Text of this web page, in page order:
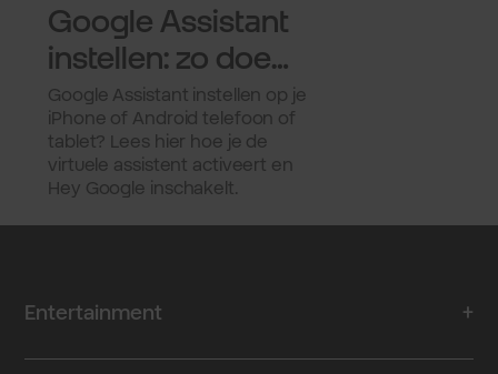
Google Assistant
instellen: zo doe
je dat.
Google Assistant instellen op je
iPhone of Android telefoon of
tablet? Lees hier hoe je de
virtuele assistent activeert en
Hey Google inschakelt.
Entertainment